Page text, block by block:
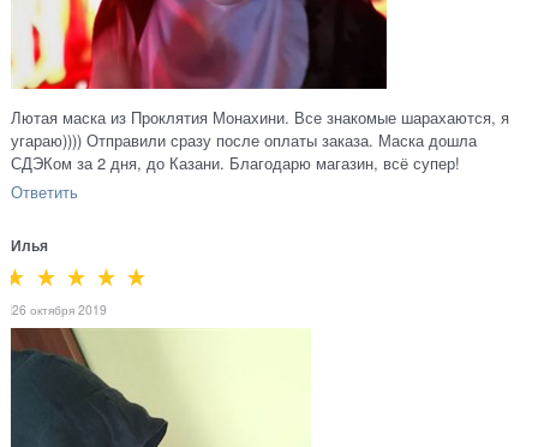
Лютая маска из Проклятия Монахини. Все знакомые шарахаются, я
угараю)))) Отправили сразу после оплаты заказа. Маска дошла
СДЭКом за 2 дня, до Казани. Благодарю магазин, всё супер!
Ответить
Илья
26 октября 2019